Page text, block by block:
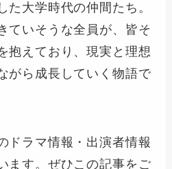
た大学時代の仲間たち。
ていそうな全員が、皆そ
抱えており、現実と理想
がら成長していく物語で
ドラマ情報・出演者情報
ます。ぜひこの記事をご